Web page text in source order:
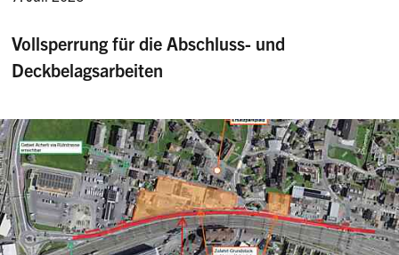
Vollsperrung für die Abschluss- und
Deckbelagsarbeiten